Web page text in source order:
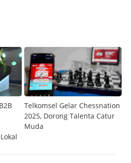
Telkomsel Gelar Chessnation
2025, Dorong Talenta Catur
Muda